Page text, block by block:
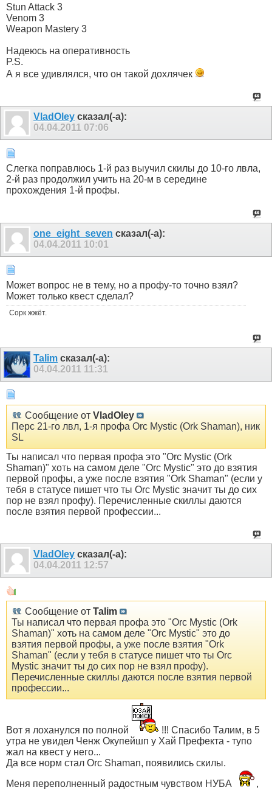
Stun Attack 3
Venom 3
Weapon Mastery 3
Надеюсь на оперативность
P.S.
А я все удивлялся, что он такой дохлячек
VladOley сказал(-а):
04.04.2011 07:06
Слегка поправлюсь 1-й раз выучил скилы до 10-го лвла,
2-й раз продолжил учить на 20-м в середине
прохождения 1-й профы.
one_eight_seven сказал(-а):
04.04.2011 10:01
Может вопрос не в тему, но а профу-то точно взял?
Может только квест сделал?
Сорк жжёт.
Talim сказал(-а):
04.04.2011 11:31
Сообщение от VladOley
Перс 21-го лвл, 1-я профа Orc Mystic (Ork Shaman), ник
SL
Ты написал что первая профа это "Orc Mystic (Ork
Shaman)" хоть на самом деле "Orc Mystic" это до взятия
первой профы, а уже после взятия "Ork Shaman" (если у
тебя в статусе пишет что ты Orc Mystic значит ты до сих
пор не взял профу). Перечисленные скиллы даются
после взятия первой профессии...
VladOley сказал(-а):
04.04.2011 12:57
Сообщение от Talim
Ты написал что первая профа это "Orc Mystic (Ork
Shaman)" хоть на самом деле "Orc Mystic" это до
взятия первой профы, а уже после взятия "Ork
Shaman" (если у тебя в статусе пишет что ты Orc
Mystic значит ты до сих пор не взял профу).
Перечисленные скиллы даются после взятия первой
профессии...
Вот я лоханулся по полной
!!! Спасибо Талим, в 5
утра не увидел Ченж Окупейшп у Хай Префекта - тупо
жал на квест у него...
Да все норм стал Orc Shaman, появились скилы.
Меня переполненный радостным чувством НУБА
,